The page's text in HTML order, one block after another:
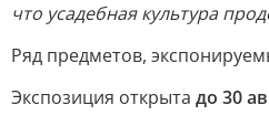
что усадебная культура
Ряд предметов,
Экспозиция открыта до 30